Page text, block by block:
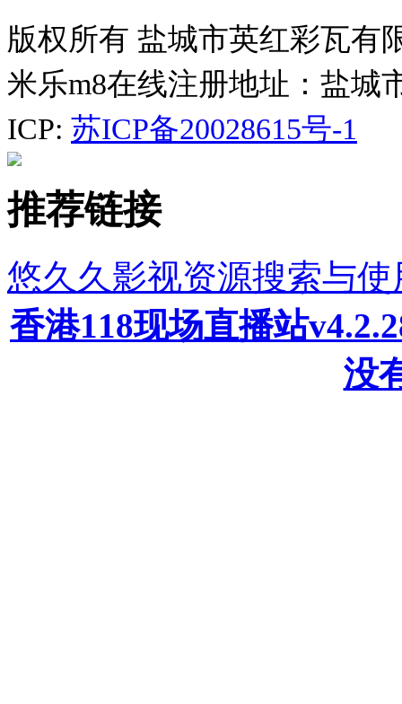
版权所有 盐城市英红彩瓦有
米乐m8在线注册地址：盐城
ICP: 苏ICP备20028615号-1
推荐链接
悠久久影视资源搜索与使
香港118现场直播站
没